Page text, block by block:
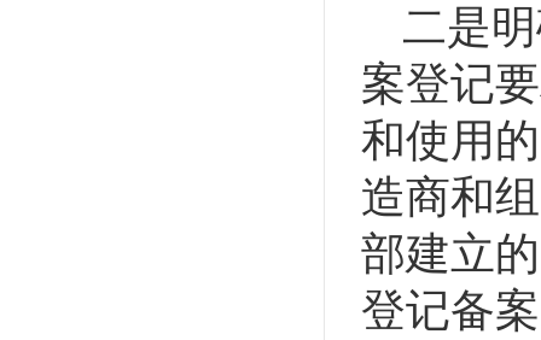
二是
案登记
和使用
造商和
部建立
登记备